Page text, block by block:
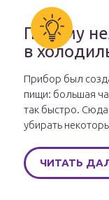
Почему
в
Прибор был
пищи: большая
так быстро.
убирать
ЧИТАТЬ